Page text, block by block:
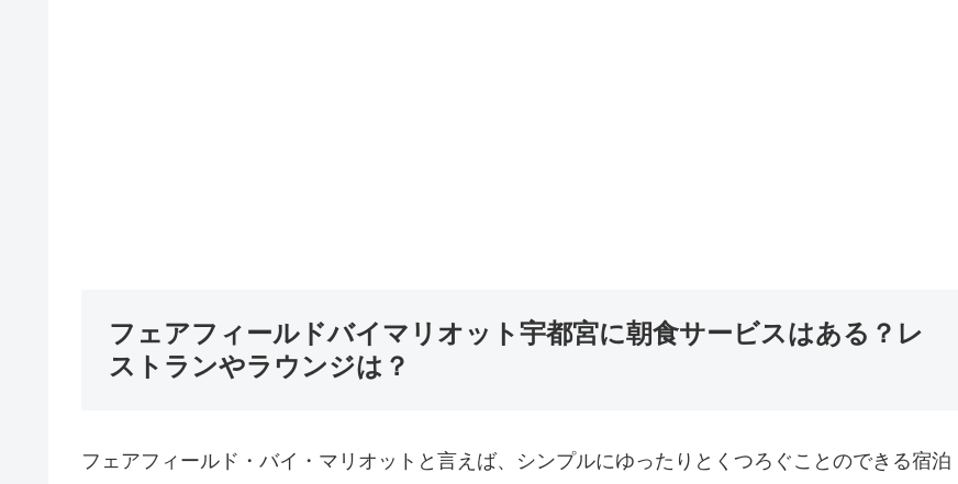
フェアフィールドバイマリオット宇都宮に朝食サービスはある？レ
ストランやラウンジは？
フェアフィールド・バイ・マリオットと言えば、シンプルにゆったりとくつろぐことのできる宿泊